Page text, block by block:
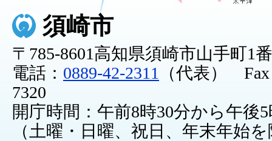
須崎市
〒785-8601高知県須崎市山手町1
電話： 0889-42-2311
（代表） Fax
7320
開庁時間：午前8時30分から午後
（土曜・日曜、祝日、年末年始